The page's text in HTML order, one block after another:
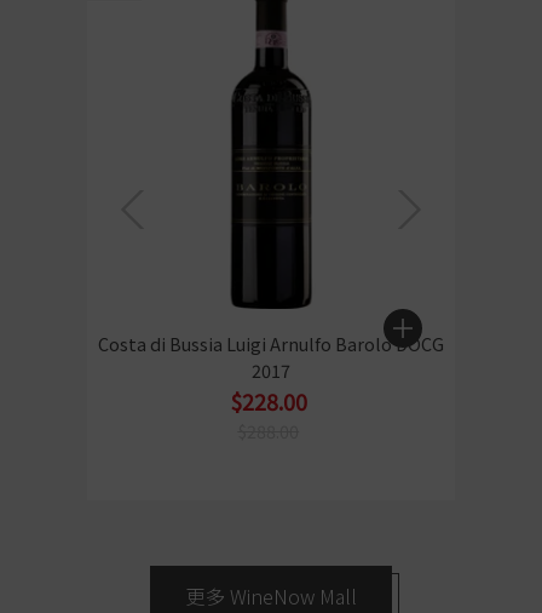
Costa di Bussia Luigi Arnulfo Barolo DOCG
2017
$228.00
更多 WineNow Mall